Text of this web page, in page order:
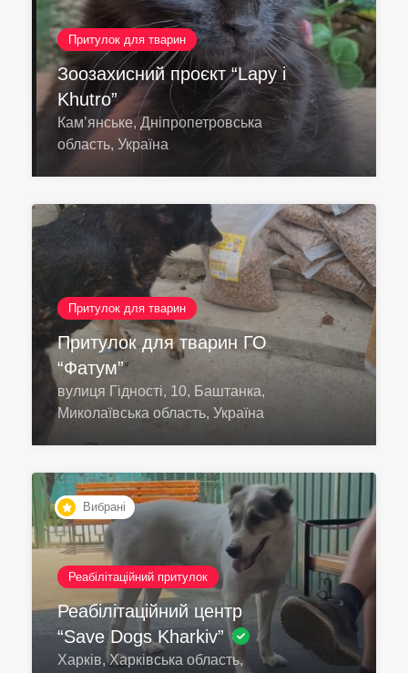
Притулок для тварин
Зоозахисний проєкт “Lapy i
Khutro”
Кам’янське, Дніпропетровська
область, Україна
Притулок для тварин
Притулок для тварин ГО
“Фатум”
вулиця Гідності, 10, Баштанка,
Миколаївська область, Україна
Вибрані
Реабілітаційний притулок
Реабілітаційний центр
“Save Dogs Kharkiv”
Харків, Харківська область,